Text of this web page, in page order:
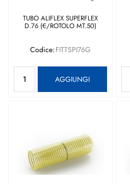
TUBO ALIFLEX SUPERFLEX
D.76 (€/ROTOLO MT.50)
Codice: FITTSPI76G
AGGIUNGI